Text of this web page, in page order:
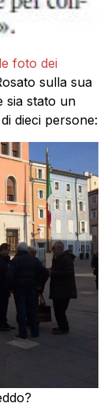
foto dei
sulla sua
sia stato un
dieci persone: